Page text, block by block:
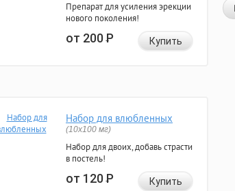
Препарат для усиления эрекции
нового поколения!
от 200Р Купить
Набор для влюбленных
(10х100 мг)
Набор для двоих, добавь страсти
в постель!
от 120Р Купить